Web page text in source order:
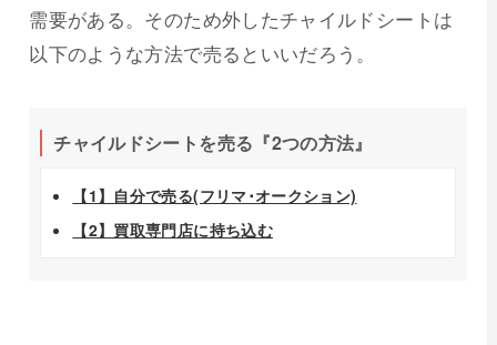
需要がある。そのため外したチャイルドシートは
以下のような方法で売るといいだろう。
チャイルドシートを売る『2つの方法』
【1】自分で売る(フリマ･オークション)
【2】買取専門店に持ち込む